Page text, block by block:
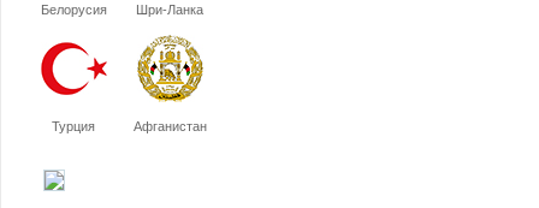
Белорусия Шри-Ланка
Турция Афганистан